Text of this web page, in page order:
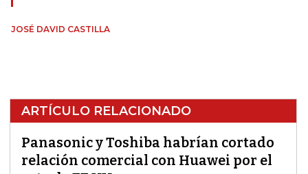
JOSÉ DAVID CASTILLA
ARTÍCULO RELACIONADO
Panasonic y Toshiba habrían cortado
relación comercial con Huawei por el